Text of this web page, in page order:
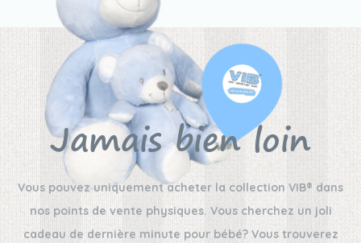
Jamais bien loin
Vous pouvez uniquement acheter la collection VIB® dans
nos points de vente physiques. Vous cherchez un joli
cadeau de dernière minute pour bébé? Vous trouverez